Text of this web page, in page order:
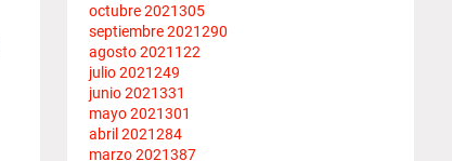
octubre 2021305
septiembre 2021290
agosto 2021 122
julio 2021249
junio 2021331
mayo 2021301
abril 2021284
marzo 2021387